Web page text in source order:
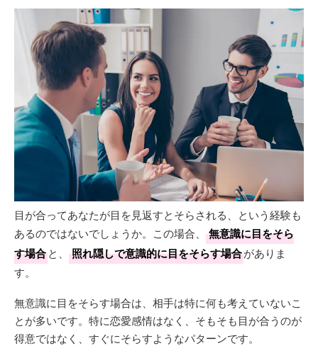
目が合ってあなたが目を見返すとそらされる、という経験も
あるのではないでしょうか。この場合、
無意識に目をそら
す場合と、 照れ隠しで意識的に目をそらす場合がありま
す。
無意識に目をそらす場合は、相手は特に何も考えていないこ
とが多いです。特に恋愛感情はなく、そもそも目が合うのが
得意ではなく、すぐにそらすようなパターンです。